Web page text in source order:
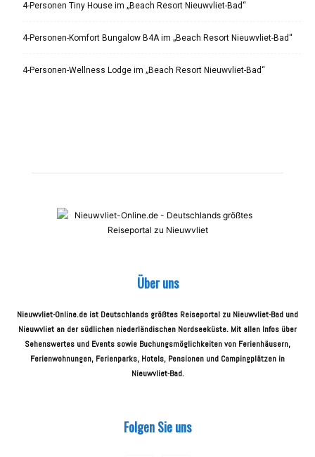
4-Personen Tiny House im „Beach Resort Nieuwvliet-Bad“
4-Personen-Komfort Bungalow B4A im „Beach Resort Nieuwvliet-Bad“
4-Personen-Wellness Lodge im „Beach Resort Nieuwvliet-Bad“
Über uns
Nieuwvliet-Online.de ist Deutschlands größtes Reiseportal zu Nieuwvliet-Bad und
Nieuwvliet an der südlichen niederländischen Nordseeküste. Mit allen Infos über
Sehenswertes und Events sowie Buchungsmöglichkeiten von Ferienhäusern,
Ferienwohnungen, Ferienparks, Hotels, Pensionen und Campingplätzen in
Nieuwvliet-Bad.
Folgen Sie uns